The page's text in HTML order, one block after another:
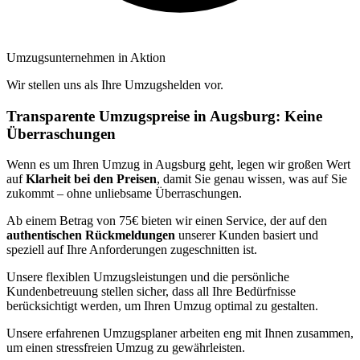
Umzugsunternehmen in Aktion
Wir stellen uns als Ihre Umzugshelden vor.
Transparente Umzugspreise in Augsburg: Keine
Überraschungen
Wenn es um Ihren Umzug in Augsburg geht, legen wir großen Wert
aufKlarheit bei den Preisen, damit Sie genau wissen, was auf Sie
zukommt – ohne unliebsame Überraschungen.
Ab einem Betrag von 75€ bieten wir einen Service, der auf den
authentischen Rückmeldungen unserer Kunden basiert und
speziell auf Ihre Anforderungen zugeschnitten ist.
Unsere flexiblen Umzugsleistungen und die persönliche
Kundenbetreuung stellen sicher, dass all Ihre Bedürfnisse
berücksichtigt werden, um Ihren Umzug optimal zu gestalten.
Unsere erfahrenen Umzugsplaner arbeiten eng mit Ihnen zusammen,
um einen stressfreien Umzug zu gewährleisten.